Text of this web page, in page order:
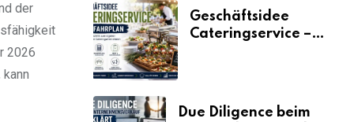
der
2026
Geschäftsidee
Cateringservice –
Due Diligence beim